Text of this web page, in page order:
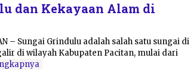
dan Kekayaan Alam di
– Sungai Grindulu adalah salah satu sungai di
di wilayah Kabupaten Pacitan, mulai dari